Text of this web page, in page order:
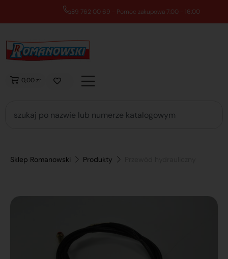
89 762 00 69 - Pomoc zakupowa 7:00 - 16:00
0,00 zł
Sklep Romanowski Produkty